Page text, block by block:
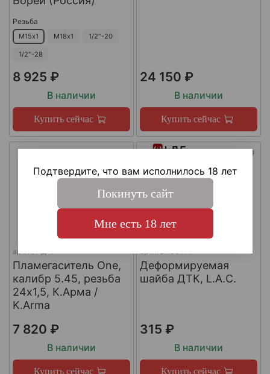
Резьба
М15х1 М18х1 1/2"-20
1/2"-28
8 925 ₽
В наличии
Купить сейчас
24 150 ₽
В наличии
Купить сейчас
арт.КА-Д-1
Пламегаситель One,
калибр 5.45, резьба
24х1,5, К.Арма /
K.Arma
7 820 ₽
В наличии
Купить сейчас
арт.#LAC0141
Деформируемая
шайба ДТК, L.A.C.
315 ₽
В наличии
Купить сейчас
Подтвердите, что вам исполнилось 18 лет
Покинуть сайт
Мне есть 18 лет